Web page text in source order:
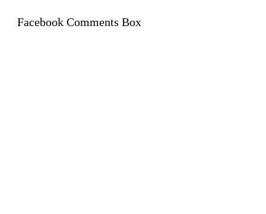
Facebook Comments Box